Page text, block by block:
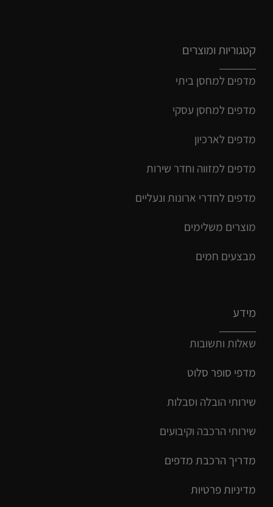
קטגוריות ומוצרים
מדפים למחסן ביתי
מדפים למחסן עסקי
מדפים לארכיון
מדפים למזווה וחדר שירות
מדפים לחדרי ארונות ונעליים
מוצרים משלימים
מבצעים חמים
מידע
שאלות ותשובות
מדפי סופר סלוט
שירותי הובלה וסבלות
שירותי הרכבה וקיבועים
מדריך הרכבת מדפים
מדיניות פרטיות